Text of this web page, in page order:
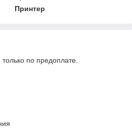
Принтер
по предоплате.